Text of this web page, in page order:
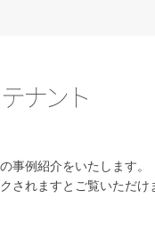
テナント
事例紹介をいたします。
されますとご覧いただけ